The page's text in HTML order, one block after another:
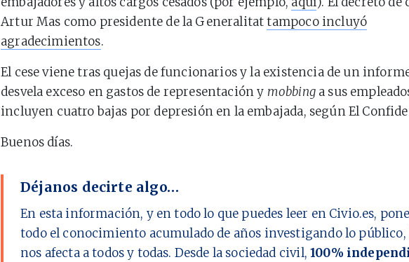
Artur Mas como presidente de la Generalitattampoco incluyó
agradecimientos.
El cese viene tras quejas de funcionarios y la existencia de un
desvela exceso en gastos de representación y mobbinga sus
incluyen cuatro bajas por depresión en la embajada, según El
Buenos días.
Déjanos decirte algo…
En esta información, y en todo lo que puedes leer en Civio.es,
todo el conocimiento acumulado de años investigando lo público,
nos afecta a todos y todas. Desde la sociedad civil,100%